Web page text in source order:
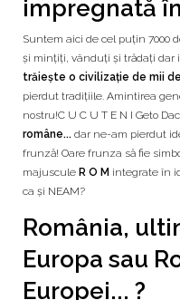
impregnată
Suntem aici de cel puțin 7000
și mințiți, vânduți și trădați dar
trăiește o civilizație de mii de
pierdut tradițiile. Amintirea
nostru!C U C U T E N I Geto
române... dar ne-am pierdut
frunză! Oare frunza să fie
majuscule R O M integrate în
ca și NEAM?
România,
Europa sau
Europei... ?